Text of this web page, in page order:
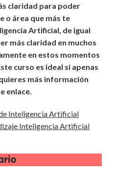
claridad para poder
o área que más te
Artificial, de igual
más claridad en muchos
en estos momentos
curso es ideal si apenas
más información
enlace.